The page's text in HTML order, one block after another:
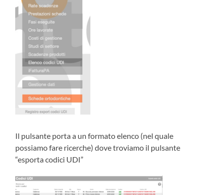
Il pulsante porta a un formato elenco (nel quale
possiamo fare ricerche) dove troviamo il pulsante
“esporta codici UDI”